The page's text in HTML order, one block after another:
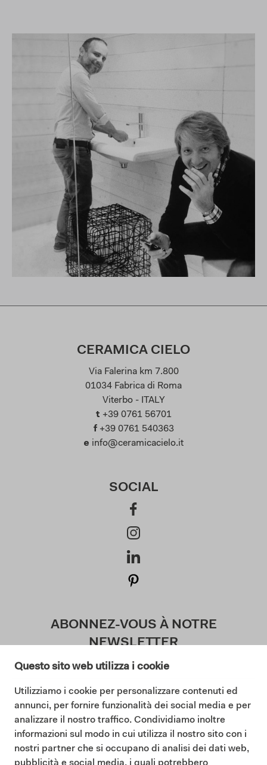
Questo sito web utilizza i cookie
Utilizziamo i cookie per personalizzare contenuti ed
annunci, per fornire funzionalità dei social media e per
analizzare il nostro traffico. Condividiamo inoltre
informazioni sul modo in cui utilizza il nostro sito con i
nostri partner che si occupano di analisi dei dati web,
CERAMICA CIELO
Via Falerina km 7.800
01034 Fabrica di Roma
Viterbo - ITALY
t +39 0761 56701
f +39 0761 540363
e info@ceramicacielo.it
SOCIAL
ABONNEZ-VOUS À NOTRE
NEWSLETTER
J'accepte la politique de confidentialité (
Lisez notre politique de confidentialité)